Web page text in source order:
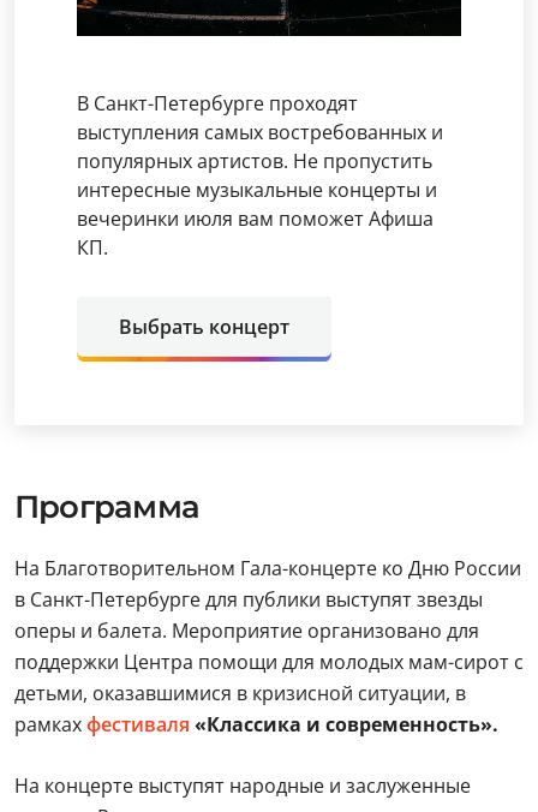
В Санкт-Петербурге проходят
выступления самых востребованных и
популярных артистов. Не пропустить
интересные музыкальные концерты и
вечеринки июля вам поможет Афиша
КП.
Выбрать концерт
Программа
На Благотворительном Гала-концерте ко Дню России
в Санкт-Петербурге для публики выступят звезды
оперы и балета. Мероприятие организовано для
поддержки Центра помощи для молодых мам-сирот с
детьми, оказавшимися в кризисной ситуации, в
рамкахфестиваля «Классика и современность».
На концерте выступят народные и заслуженные